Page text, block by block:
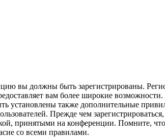
вы должны быть зарегистрированы.
вам более широкие
установлены также дополнительные
Прежде чем
принятыми на конференции. Помните,
со всеми правилами.